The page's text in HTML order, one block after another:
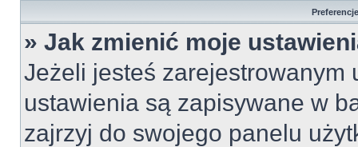
» Jak zmienić moje
Jeżeli jesteś zarejestrowanym
ustawienia są zapisywane w
zajrzyj do swojego panelu